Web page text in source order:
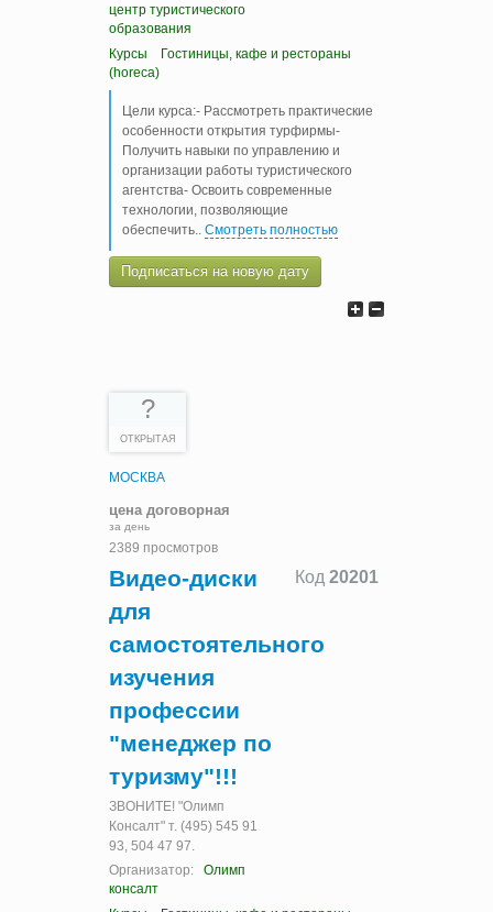
центр туристического
образования
Курсы
Гостиницы, кафе и рестораны
(horeca)
Цели курса:- Рассмотреть практические
особенности открытия турфирмы-
Получить навыки по управлению и
организации работы туристического
агентства- Освоить современные
технологии, позволяющие
обеспечить.. Смотреть полностью
Подписаться на новую дату
?
ОТКРЫТАЯ
МОСКВА
цена договорная
за день
2389 просмотров
Код 20201
Видео-диски
для
самостоятельного
изучения
профессии
"менеджер по
туризму"!!!
ЗВОНИТЕ! "Олимп
Консалт" т. (495) 545 91
93, 504 47 97.
Организатор:
Олимп
консалт